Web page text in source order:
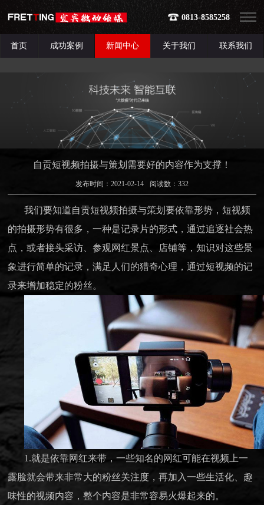
0813-8585258
首页 成功案例 新闻中心 关于我们 联系我们
自贡短视频拍摄与策划需要好的内容作为支撑！
发布时间：2021-02-14 阅读数： 332
我们要知道自贡短视频拍摄与策划 要依靠形势， 短视频
的拍摄形势有很多，一种是记录片的形式，通过追逐社会热
点，或者接头采访、参观网红景点、店铺等，知识对这些景
象进行简单的记录，满足人们的猎奇心理，通过短视频的记
录来增加稳定的粉丝。
1.就是依靠网红来带，一些知名的网红可能在视频上一
露脸就会带来非常大的粉丝关注度，再加入一些生活化、趣
味性的视频内容，整个内容是非常容易火爆起来的。